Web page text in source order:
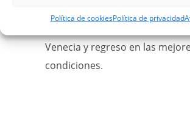
Política de cookiesPolítica de privacidad
Venecia y regreso en las
condiciones.